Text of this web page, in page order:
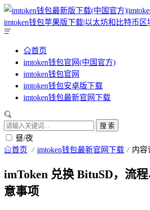
首页
imtoken钱包官网(中国官方)
imtoken钱包官网
imtoken钱包安卓版下载
imtoken钱包最新官网下载
搜 索
昼/夜
首页 imtoken钱包最新官网下载 内容
imToken 兑换 BituSD，流
意事项